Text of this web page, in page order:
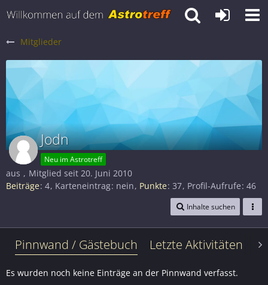
Mitglieder
Jodn
Neu im Astrotreff
aus
Mitglied seit 20. Juni 2010
Beiträge 4 Karteneintrag nein Punkte 37 Profil-Aufrufe 46
Inhalte suchen
Pinnwand / Gästebuch Letzte Aktivitäten
Es wurden noch keine Einträge an der Pinnwand verfasst.